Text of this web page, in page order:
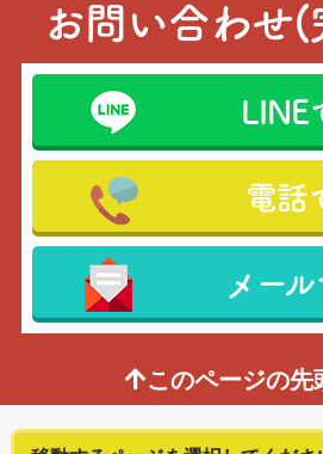
お問い合わせ(
LINE
電話
メー
このページの先